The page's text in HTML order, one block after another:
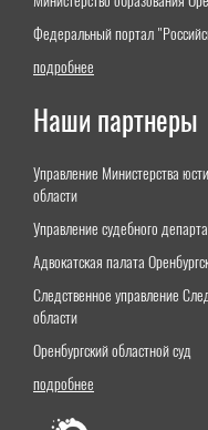
Федеральный портал
подробнее
Наши партнеры
Управление Министерства
области
Управление судебного
Адвокатская палата
Следственное управление
области
Оренбургский областной суд
подробнее